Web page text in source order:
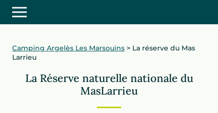
Camping Argelès Les Marsouins > La réserve du Mas
Larrieu
La Réserve naturelle nationale du
MasLarrieu